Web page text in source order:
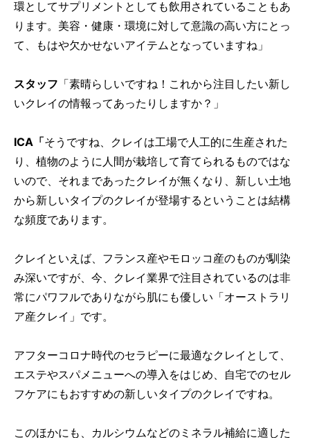
環としてサプリメントとしても飲用されていることもあ
ります。美容・健康・環境に対して意識の高い方にとっ
て、もはや欠かせないアイテムとなっていますね」
スタッフ 「素晴らしいですね！これから注目したい新し
いクレイの情報ってあったりしますか？」
ICA「そうですね、クレイは工場で人工的に生産された
り、植物のように人間が栽培して育てられるものではな
いので、それまであったクレイが無くなり、新しい土地
から新しいタイプのクレイが登場するということは結構
な頻度であります。
クレイといえば、フランス産やモロッコ産のものが馴染
み深いですが、今、クレイ業界で注目されているのは非
常にパワフルでありながら肌にも優しい「オーストラリ
ア産クレイ」です。
アフターコロナ時代のセラピーに最適なクレイとして、
エステやスパメニューへの導入をはじめ、自宅でのセル
フケアにもおすすめの新しいタイプのクレイですね。
このほかにも、カルシウムなどのミネラル補給に適した